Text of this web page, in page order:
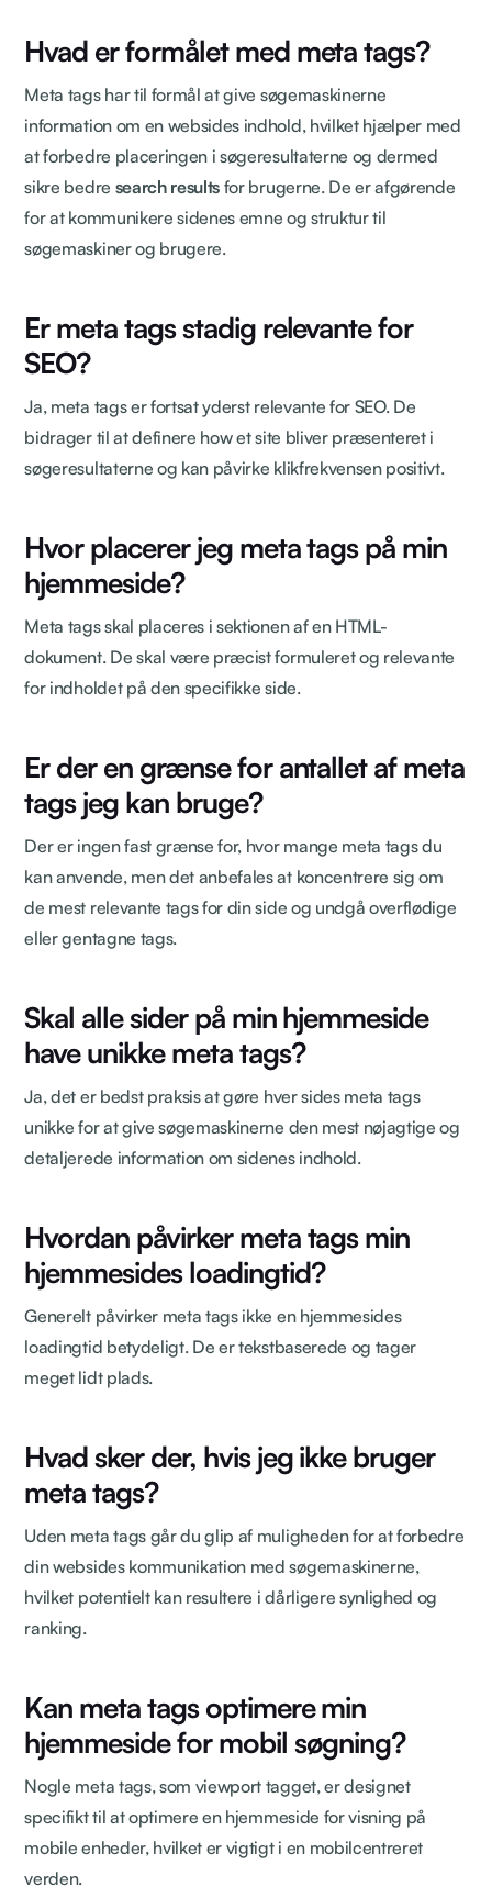
Hvad er formålet med meta tags?
Meta tags har til formål at give søgemaskinerne
information om en websides indhold, hvilket hjælper med
at forbedre placeringen i søgeresultaterne og dermed
sikre bedre search results for brugerne. De er afgørende
for at kommunikere sidenes emne og struktur til
søgemaskiner og brugere.
Er meta tags stadig relevante for
SEO?
Ja, meta tags er fortsat yderst relevante for SEO. De
bidrager til at definere how et site bliver præsenteret i
søgeresultaterne og kan påvirke klikfrekvensen positivt.
Hvor placerer jeg meta tags på min
hjemmeside?
Meta tags skal placeres i sektionen af en HTML-
dokument. De skal være præcist formuleret og relevante
for indholdet på den specifikke side.
Er der en grænse for antallet af meta
tags jeg kan bruge?
Der er ingen fast grænse for, hvor mange meta tags du
kan anvende, men det anbefales at koncentrere sig om
de mest relevante tags for din side og undgå overflødige
eller gentagne tags.
Skal alle sider på min hjemmeside
have unikke meta tags?
Ja, det er bedst praksis at gøre hver sides meta tags
unikke for at give søgemaskinerne den mest nøjagtige og
detaljerede information om sidenes indhold.
Hvordan påvirker meta tags min
hjemmesides loadingtid?
Generelt påvirker meta tags ikke en hjemmesides
loadingtid betydeligt. De er tekstbaserede og tager
meget lidt plads.
Hvad sker der, hvis jeg ikke bruger
meta tags?
Uden meta tags går du glip af muligheden for at forbedre
din websides kommunikation med søgemaskinerne,
hvilket potentielt kan resultere i dårligere synlighed og
ranking.
Kan meta tags optimere min
hjemmeside for mobil søgning?
Nogle meta tags, som viewport tagget, er designet
specifikt til at optimere en hjemmeside for visning på
mobile enheder, hvilket er vigtigt i en mobilcentreret
verden.